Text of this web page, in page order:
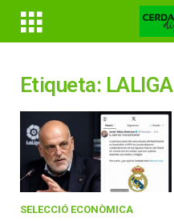
Etiqueta: LALIGA
SELECCIÓ ECONÒMICA